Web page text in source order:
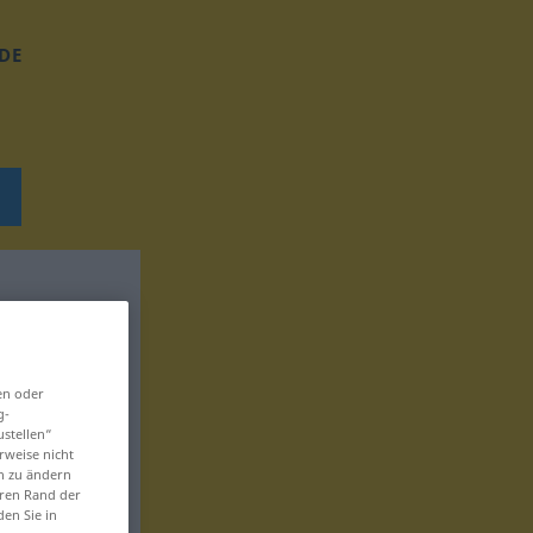
DE
oder
nicht
zu ändern
Rand der
Sie in